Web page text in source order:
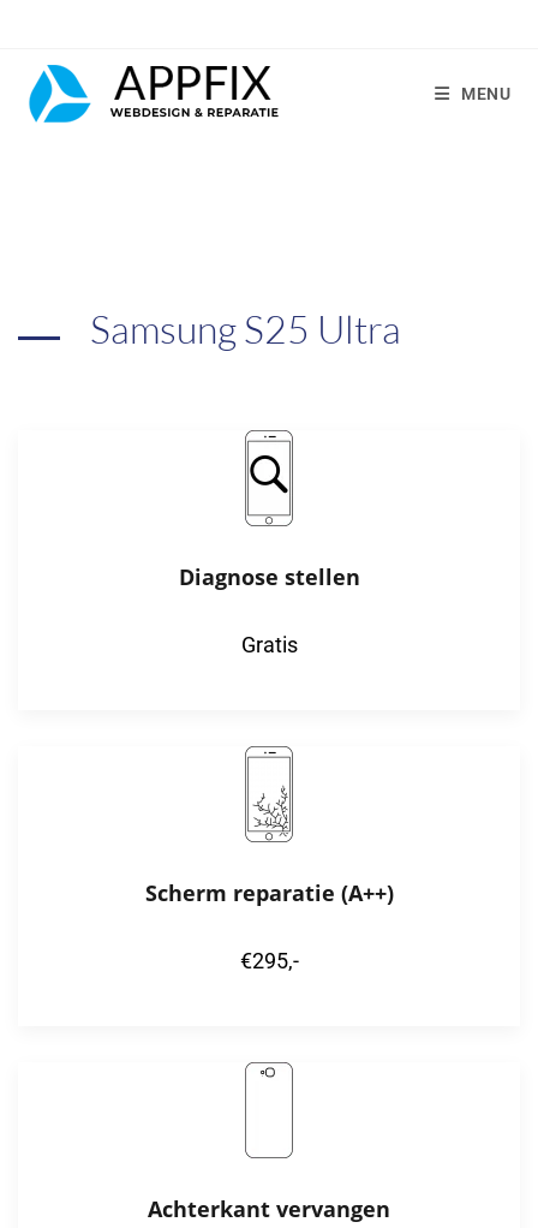
MENU
Samsung S25 Ultra
Diagnose stellen
Gratis
Scherm reparatie (A++)
€295,-
Achterkant vervangen